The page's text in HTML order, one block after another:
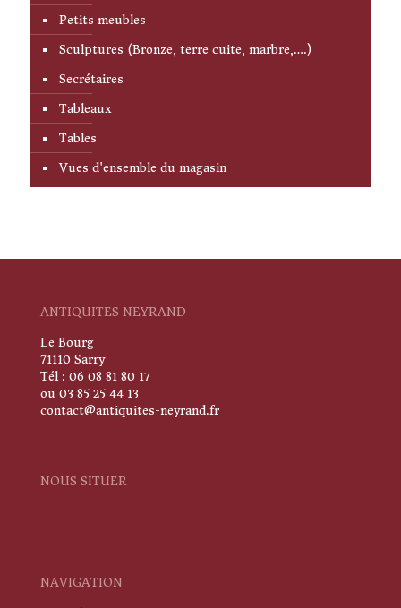
Petits meubles
Sculptures (Bronze, terre cuite, marbre,….)
Secrétaires
Tableaux
Tables
Vues d'ensemble du magasin
ANTIQUITES NEYRAND
Le Bourg
71110 Sarry
Tél : 06 08 81 80 17
ou 03 85 25 44 13
contact@antiquites-neyrand.fr
NOUS SITUER
NAVIGATION